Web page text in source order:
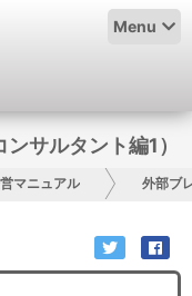
Menu
サルタント編1）
マニュアル 外部ブ